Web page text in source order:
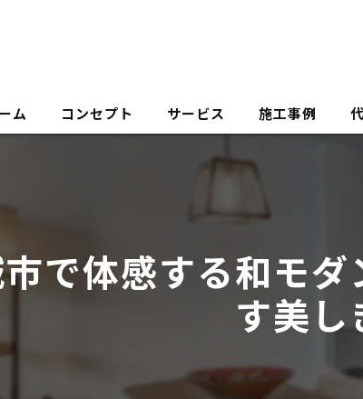
ム コンセプト サービス 施工事例
で体感する和モ
す美